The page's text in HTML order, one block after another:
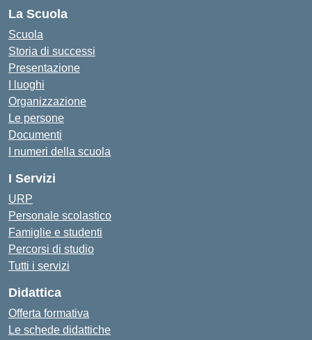
La Scuola
Scuola
Storia di successi
Presentazione
I luoghi
Organizzazione
Le persone
Documenti
I numeri della scuola
I Servizi
URP
Personale scolastico
Famiglie e studenti
Percorsi di studio
Tutti i servizi
Didattica
Offerta formativa
Le schede didattiche